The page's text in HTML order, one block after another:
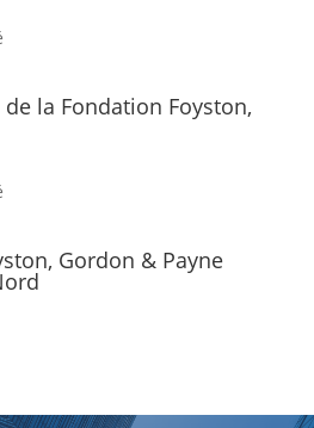
la Fondation Foyston,
Gordon & Payne